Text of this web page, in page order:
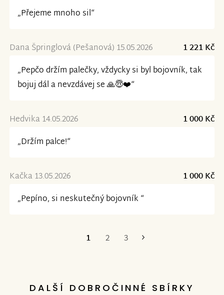
„Přejeme mnoho sil“
Dana Špringlová (Pešanová) 15.05.2026
1 221 Kč
„Pepčo držím palečky, vždycky si byl bojovník, tak
bojuj dál a nevzdávej se 🙏😇❤️“
Hedvika 14.05.2026
1 000 Kč
„Držím palce!“
Kačka 13.05.2026
1 000 Kč
„Pepíno, si neskutečný bojovník “
1 2 3
DALŠÍ DOBROČINNÉ SBÍRKY